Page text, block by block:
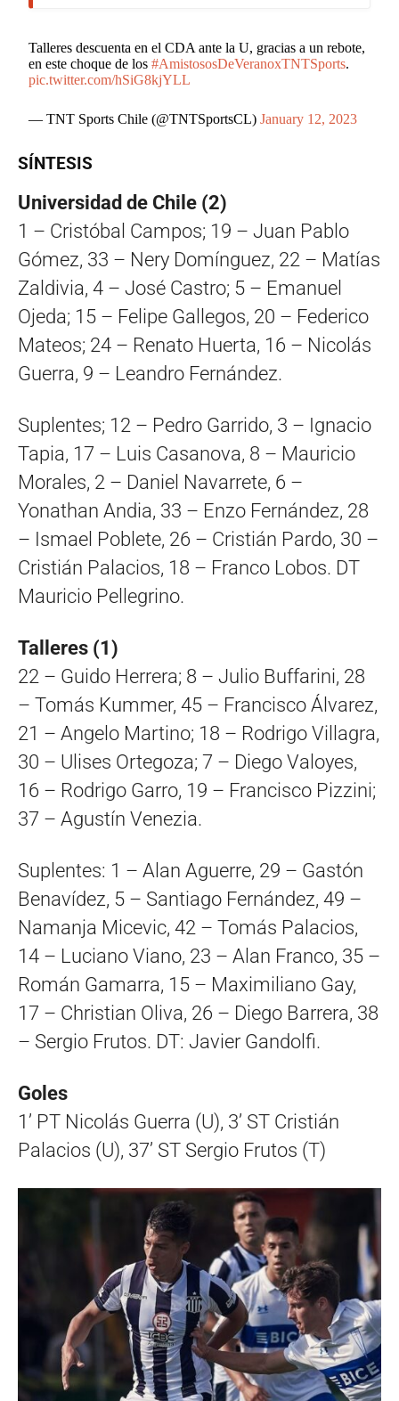
Talleres descuenta en el CDA ante la U, gracias a un rebote,
en este choque de los#AmistososDeVeranoxTNTSports.
pic.twitter.com/hSiG8kjYLL
— TNT Sports Chile (@TNTSportsCL)January 12, 2023
SÍNTESIS
Universidad de Chile (2)
1 – Cristóbal Campos; 19 – Juan Pablo
Gómez, 33 – Nery Domínguez, 22 – Matías
Zaldivia, 4 – José Castro; 5 – Emanuel
Ojeda; 15 – Felipe Gallegos, 20 – Federico
Mateos; 24 – Renato Huerta, 16 – Nicolás
Guerra, 9 – Leandro Fernández.
Suplentes; 12 – Pedro Garrido, 3 – Ignacio
Tapia, 17 – Luis Casanova, 8 – Mauricio
Morales, 2 – Daniel Navarrete, 6 –
Yonathan Andia, 33 – Enzo Fernández, 28
– Ismael Poblete, 26 – Cristián Pardo, 30 –
Cristián Palacios, 18 – Franco Lobos. DT
Mauricio Pellegrino.
Talleres (1)
22 – Guido Herrera; 8 – Julio Buffarini, 28
– Tomás Kummer, 45 – Francisco Álvarez,
21 – Angelo Martino; 18 – Rodrigo Villagra,
30 – Ulises Ortegoza; 7 – Diego Valoyes,
16 – Rodrigo Garro, 19 – Francisco Pizzini;
37 – Agustín Venezia.
Suplentes: 1 – Alan Aguerre, 29 – Gastón
Benavídez, 5 – Santiago Fernández, 49 –
Namanja Micevic, 42 – Tomás Palacios,
14 – Luciano Viano, 23 – Alan Franco, 35 –
Román Gamarra, 15 – Maximiliano Gay,
17 – Christian Oliva, 26 – Diego Barrera, 38
– Sergio Frutos. DT: Javier Gandolfi.
Goles
1’ PT Nicolás Guerra (U), 3’ ST Cristián
Palacios (U), 37’ ST Sergio Frutos (T)